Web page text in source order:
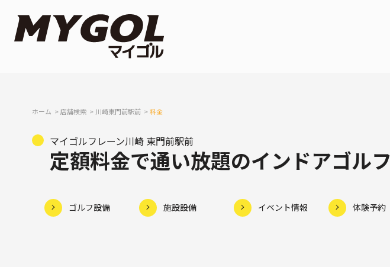
ホーム 店舗検索 川崎東門前駅前 料金
マイゴルフレーン川崎 東門前駅前
定額料金で通い放題のインドアゴルフ
ゴルフ設備 施設設備 イベント情報 体験予約